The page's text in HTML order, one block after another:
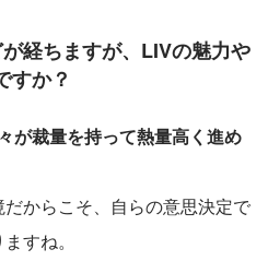
経ちますが、LIVの魅力や
すか？
が裁量を持って熱量高く進め
からこそ、自らの意思決定で
すね。